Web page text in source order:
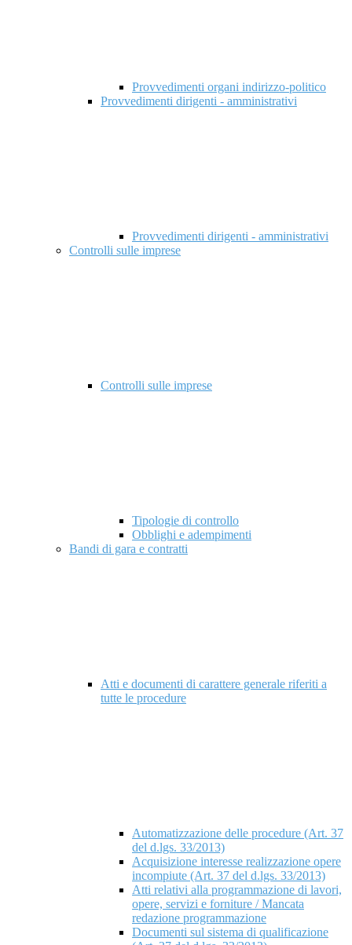
Provvedimenti organi indirizzo-politico
Provvedimenti dirigenti - amministrativi
Provvedimenti dirigenti - amministrativi
Controlli sulle imprese
Controlli sulle imprese
Tipologie di controllo
Obblighi e adempimenti
Bandi di gara e contratti
Atti e documenti di carattere generale riferiti a
tutte le procedure
Automatizzazione delle procedure (Art. 37
del d.lgs. 33/2013)
Acquisizione interesse realizzazione opere
incompiute (Art. 37 del d.lgs. 33/2013)
Atti relativi alla programmazione di lavori,
opere, servizi e forniture / Mancata
redazione programmazione
Documenti sul sistema di qualificazione